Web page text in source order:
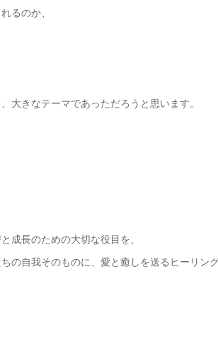
るのか、
大きなテーマであっただろうと思います。
成長のための大切な役目を、
の自我そのものに、愛と癒しを送るヒーリン